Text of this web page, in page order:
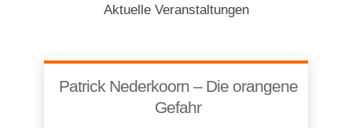
Aktuelle Veranstaltungen
Patrick Nederkoorn – Die orangene
Gefahr